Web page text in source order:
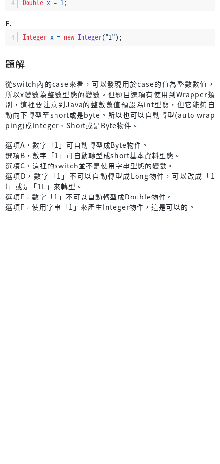
Double x = 1 ;
F.
Integer x = new Integer("1");
題解
從switch內的case來看，可以發現用於case的值為整數數值，
所以x變數為整數型態的變數。但題目選項有使用到Wrapper類
別，這裡要注意到Java的整數數值預設為int型態，但它能夠自
動向下轉型至short或是byte。所以也可以自動轉型(auto wrap
ping)成Integer、Short或是Byte物件。
選項A，數字「1」可自動轉型成Byte物件。
選項B，數字「1」可自動轉型成short基本資料型態。
選項C，這裡的switch並不是使用字串型態的變數。
選項D，數字「1」不可以自動轉型成Long物件，可以改成「1
l」或是「1L」來轉型。
選項E，數字「1」不可以自動轉型成Double物件。
選項F，使用字串「1」來產生Integer物件，這是可以的。